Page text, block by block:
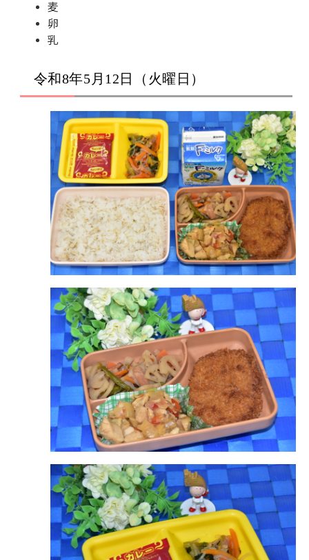
麦
卵
乳
令和8年5月12日（火曜日）